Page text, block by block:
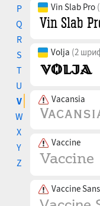
P
Q
R
S
T
U
V
W
X
Y
Z
Vin Slab Pro
Volja (2
Vacansia
Vaccine
Vaccine Sans